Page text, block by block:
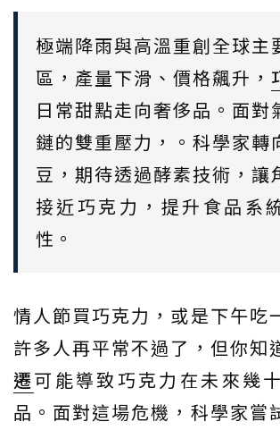
極端降雨與高溫重創全球主
區，產量下滑、價格飆升，
日常甜點走向奢侈品。面對
鏈的雙重壓力，。科學家轉
豆，期待透過酵素技術，讓
接近巧克力，提升食品系
性。
情人節買巧克力，或是下午吃
許多人再平常不過了，但你知
遷可能導致巧克力在未來幾
品。面對這場危機，科學家嘗